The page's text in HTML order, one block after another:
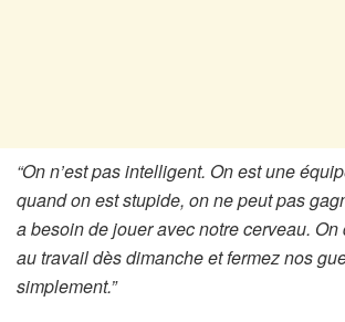
“On n’est pas intelligent. On est une
quand on est stupide, on ne peut pas
a besoin de jouer avec notre cerveau. On
au travail dès dimanche et fermez nos
simplement.”